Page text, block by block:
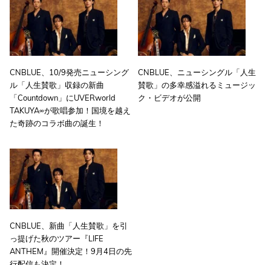
CNBLUE、10/9発売ニューシング
ル「人生賛歌」収録の新曲
「Countdown」にUVERworld
TAKUYA∞が歌唱参加！国境を越え
た奇跡のコラボ曲の誕生！
CNBLUE、ニューシングル「人生
賛歌」の多幸感溢れるミュージッ
ク・ビデオが公開
CNBLUE、新曲「人生賛歌」を引
っ提げた秋のツアー『LIFE
ANTHEM』開催決定！9月4日の先